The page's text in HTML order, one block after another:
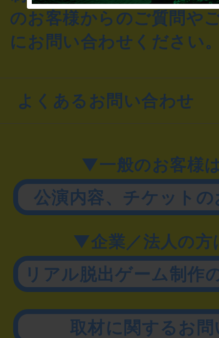
のお客様からのご質問や
にお問い合わせください
よくあるお問い合わせ
▼一般のお客様
公演内容、チケット
▼企業／法人の方
リアル脱出ゲーム制作
取材に関するお